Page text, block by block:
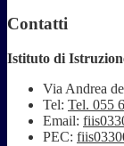
Contatti
Istituto di
Via Andrea
Tel: Tel. 055
Email:
PEC: